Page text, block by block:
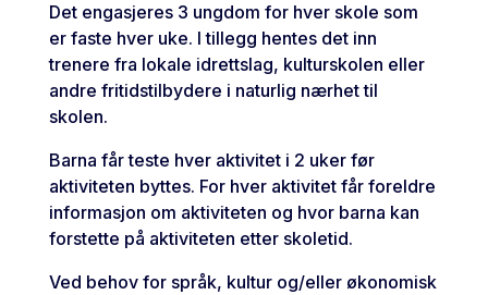
Det engasjeres 3 ungdom for hver skole som
er faste hver uke. I tillegg hentes det inn
trenere fra lokale idrettslag, kulturskolen eller
andre fritidstilbydere i naturlig nærhet til
skolen.
Barna får teste hver aktivitet i 2 uker før
aktiviteten byttes. For hver aktivitet får foreldre
informasjon om aktiviteten og hvor barna kan
forstette på aktiviteten etter skoletid.
Ved behov for språk, kultur og/eller økonomisk